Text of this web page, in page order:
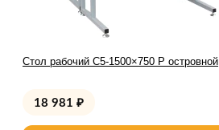
Стол рабочий С5-1500×750 Р островной
18 981 ₽